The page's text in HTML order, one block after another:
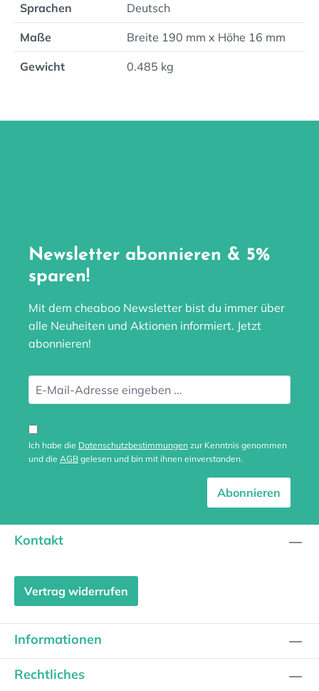
Sprachen Deutsch
Maße Breite 190 mm x Höhe 16 mm
Gewicht 0.485 kg
Newsletter abonnieren & 5%
sparen!
Mit dem cheaboo Newsletter bist du immer über
alle Neuheiten und Aktionen informiert. Jetzt
abonnieren!
Ich habe die Datenschutzbestimmungen zur Kenntnis genommen
und die AGB gelesen und bin mit ihnen einverstanden.
Abonnieren
Kontakt
Vertrag widerrufen
Informationen
Rechtliches